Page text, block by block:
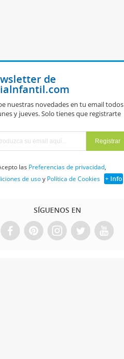
de
nuestras novedades en tu email todos
y jueves. Solo tienes que registrarte
las Preferencias de privacidad,
de usoy Política de Cookies + Info
SÍGUENOS EN